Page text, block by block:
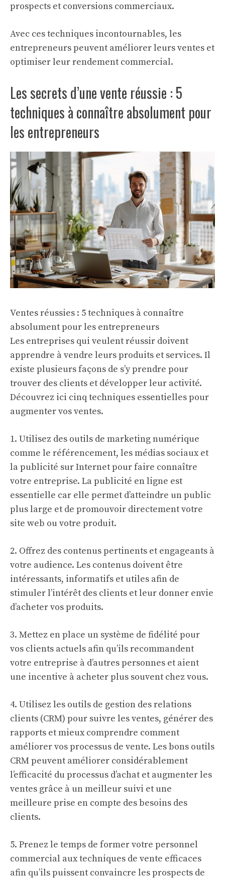
prospects et conversions commerciaux.
Avec ces techniques incontournables, les
entrepreneurs peuvent améliorer leurs ventes et
optimiser leur rendement commercial.
Les secrets d’une vente réussie : 5
techniques à connaître absolument pour
les entrepreneurs
Ventes réussies : 5 techniques à connaître
absolument pour les entrepreneurs
Les entreprises qui veulent réussir doivent
apprendre à vendre leurs produits et services. Il
existe plusieurs façons de s’y prendre pour
trouver des clients et développer leur activité.
Découvrez ici cinq techniques essentielles pour
augmenter vos ventes.
1. Utilisez des outils de marketing numérique
comme le référencement, les médias sociaux et
la publicité sur Internet pour faire connaître
votre entreprise. La publicité en ligne est
essentielle car elle permet d’atteindre un public
plus large et de promouvoir directement votre
site web ou votre produit.
2. Offrez des contenus pertinents et engageants à
votre audience. Les contenus doivent être
intéressants, informatifs et utiles afin de
stimuler l’intérêt des clients et leur donner envie
d’acheter vos produits.
3. Mettez en place un système de fidélité pour
vos clients actuels afin qu’ils recommandent
votre entreprise à d’autres personnes et aient
une incentive à acheter plus souvent chez vous.
4. Utilisez les outils de gestion des relations
clients (CRM) pour suivre les ventes, générer des
rapports et mieux comprendre comment
améliorer vos processus de vente. Les bons outils
CRM peuvent améliorer considérablement
l’efficacité du processus d’achat et augmenter les
ventes grâce à un meilleur suivi et une
meilleure prise en compte des besoins des
clients.
5. Prenez le temps de former votre personnel
commercial aux techniques de vente efficaces
afin qu’ils puissent convaincre les prospects de